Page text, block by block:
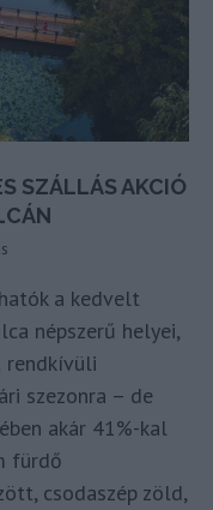
SZÁLLÁS AKCIÓ
a kedvelt
népszerű helyei,
rendkívüli
szezonra – de
akár 41%-kal
fürdő
csodaszép zöld,